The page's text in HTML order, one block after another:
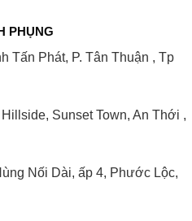
PHỤNG
Tấn Phát, P. Tân Thuận , Tp
Sunset Town, An Thới ,
Nối Dài, ấp 4, Phước Lộc,